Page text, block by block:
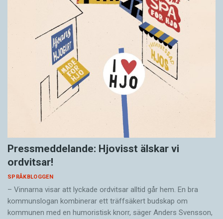
Pressmeddelande: Hjovisst älskar vi
ordvitsar!
SPRÅKBLOGGEN
– Vinnarna visar att lyckade ordvitsar alltid går hem. En bra
kommunslogan kombinerar ett träffsäkert budskap om
kommunen med en humoristisk knorr, säger Anders Svensson,